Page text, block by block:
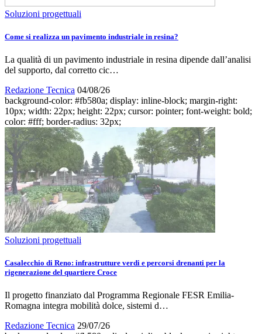
Soluzioni progettuali
Come si realizza un pavimento industriale in resina?
La qualità di un pavimento industriale in resina dipende dall’analisi
del supporto, dal corretto cic…
Redazione Tecnica 04/08/26
background-color: #fb580a; display: inline-block; margin-right:
10px; width: 22px; height: 22px; cursor: pointer; font-weight: bold;
color: #fff; border-radius: 32px;
Soluzioni progettuali
Casalecchio di Reno: infrastrutture verdi e percorsi drenanti per la
rigenerazione del quartiere Croce
Il progetto finanziato dal Programma Regionale FESR Emilia-
Romagna integra mobilità dolce, sistemi d…
Redazione Tecnica 29/07/26